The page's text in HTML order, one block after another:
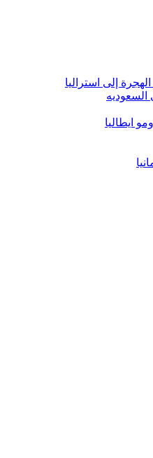
إلى استراليا
ايطاليا